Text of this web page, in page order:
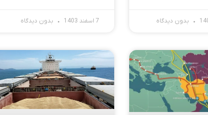
بدون دیدگاه 7 اسفند 1403 بدون دیدگاه